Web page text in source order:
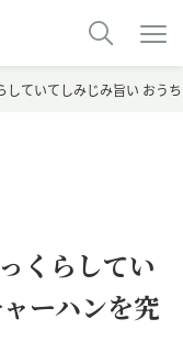
していてしみじみ旨い おう
くらしてい
ーハンを究